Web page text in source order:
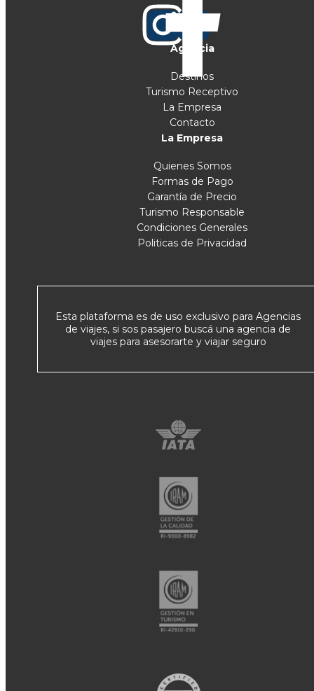
Agencia
Destinos
Turismo Receptivo
La Empresa
Contacto
La Empresa
Quienes Somos
Formas de Pago
Garantía de Precio
Turismo Responsable
Condiciones Generales
Politicas de Privacidad
Esta plataforma es de uso exclusivo para Agencias
de viajes, si sos pasajero buscá una agencia de
viajes para asesorarte y viajar seguro